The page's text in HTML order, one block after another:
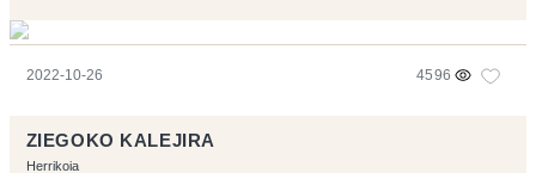
2022-10-26 4596
ZIEGOKO KALEJIRA
Herrikoia